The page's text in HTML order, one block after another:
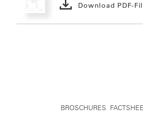
Download PDF-
BROSCHURES